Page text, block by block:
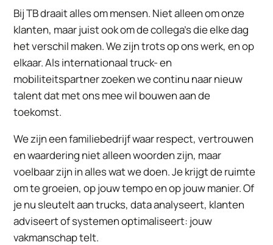
Bij TB draait alles om mensen. Niet alleen om onze
klanten, maar juist ook om de collega’s die elke dag
het verschil maken. We zijn trots op ons werk, en op
elkaar. Als internationaal truck- en
mobiliteitspartner zoeken we continu naar nieuw
talent dat met ons mee wil bouwen aan de
toekomst.
We zijn een familiebedrijf waar respect, vertrouwen
en waardering niet alleen woorden zijn, maar
voelbaar zijn in alles wat we doen. Je krijgt de ruimte
om te groeien, op jouw tempo en op jouw manier. Of
je nu sleutelt aan trucks, data analyseert, klanten
adviseert of systemen optimaliseert: jouw
vakmanschap telt.